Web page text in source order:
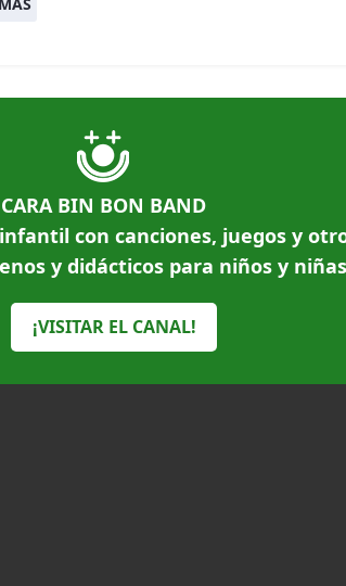
CARA BIN BON BAND
con canciones, juegos y
y didácticos para niños y
¡VISITAR EL CANAL!